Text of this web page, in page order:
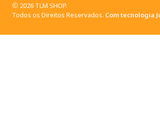
2026 TLM SHOP.
Todos os Direitos Reservados. Com tecnologia